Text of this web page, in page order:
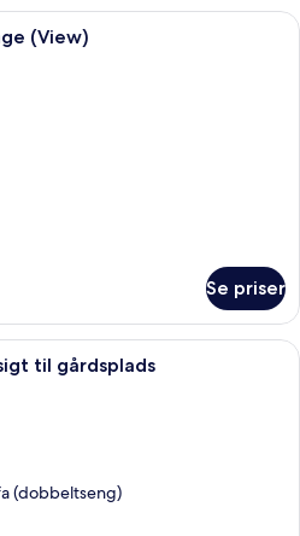
Premium-sengetøj, pengeskab på
(View)
Se priser
Suite - 1 soveværelse - udsigt til
til gårdsplads
(dobbeltseng)